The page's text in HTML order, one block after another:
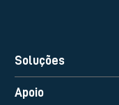
Soluções
Apoio